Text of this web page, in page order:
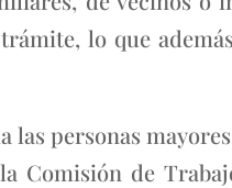
lo que
las personas
Comisión de